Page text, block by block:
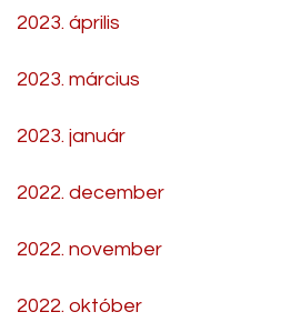
2023. április
2023. március
2023. január
2022. december
2022. november
2022. október